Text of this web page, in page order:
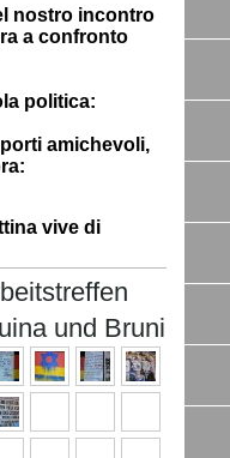
nostro incontro
a confronto
politica:
amichevoli,
vive di
und Bruni